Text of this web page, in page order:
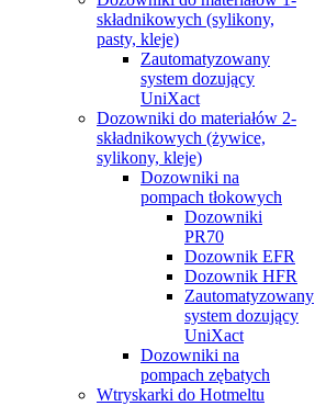
składnikowych (sylikony,
pasty, kleje)
Zautomatyzowany
system dozujący
UniXact
Dozowniki do materiałów 2-
składnikowych (żywice,
sylikony, kleje)
Dozowniki na
pompach tłokowych
Dozowniki
PR70
Dozownik EFR
Dozownik HFR
Zautomatyzowany
system dozujący
UniXact
Dozowniki na
pompach zębatych
Wtryskarki do Hotmeltu